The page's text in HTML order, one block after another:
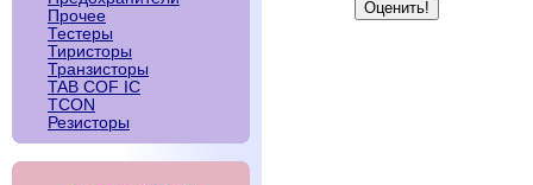
Прочее
Тестеры
Тиристоры
Транзисторы
TAB COF IC
TCON
Резисторы